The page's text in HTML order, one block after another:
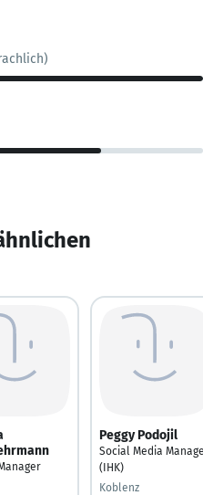
Peggy Podojil
Social Media
(IHK)
Koblenz